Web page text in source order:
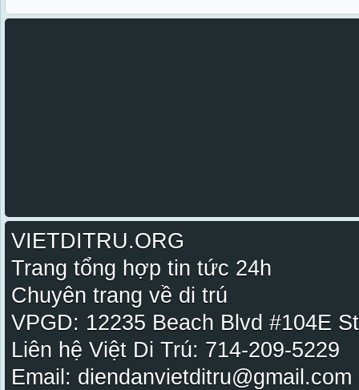
VIETDITRU.ORG
Trang tổng hợp tin tức 24h
Chuyên trang về di trú
VPGD: 12235 Beach Blvd #104E
Liên hệ Việt Di Trú: 714-209-5229
Email: